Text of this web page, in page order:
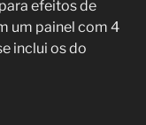
efeitos de
um painel com 4
inclui os do